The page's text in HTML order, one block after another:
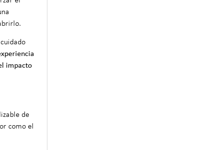
impacto
de
como el